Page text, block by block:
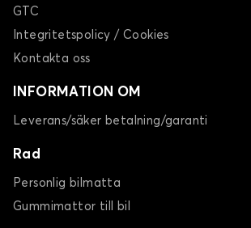
GTC
Integritetspolicy / Cookies
Kontakta oss
INFORMATION OM
Leverans/säker betalning/garanti
Rad
Personlig bilmatta
Gummimattor till bil